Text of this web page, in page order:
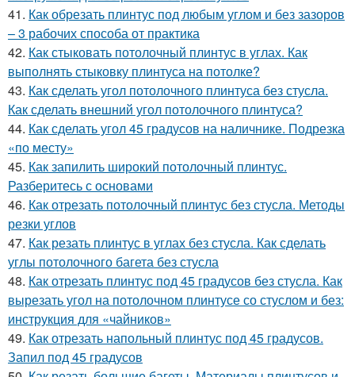
41. Как обрезать плинтус под любым углом и без зазоров
– 3 рабочих способа от практика
42. Как стыковать потолочный плинтус в углах. Как
выполнять стыковку плинтуса на потолке?
43. Как сделать угол потолочного плинтуса без стусла.
Как сделать внешний угол потолочного плинтуса?
44. Как сделать угол 45 градусов на наличнике. Подрезка
«по месту»
45. Как запилить широкий потолочный плинтус.
Разберитесь с основами
46. Как отрезать потолочный плинтус без стусла. Методы
резки углов
47. Как резать плинтус в углах без стусла. Как сделать
углы потолочного багета без стусла
48. Как отрезать плинтус под 45 градусов без стусла. Как
вырезать угол на потолочном плинтусе со стуслом и без:
инструкция для «чайников»
49. Как отрезать напольный плинтус под 45 градусов.
Запил под 45 градусов